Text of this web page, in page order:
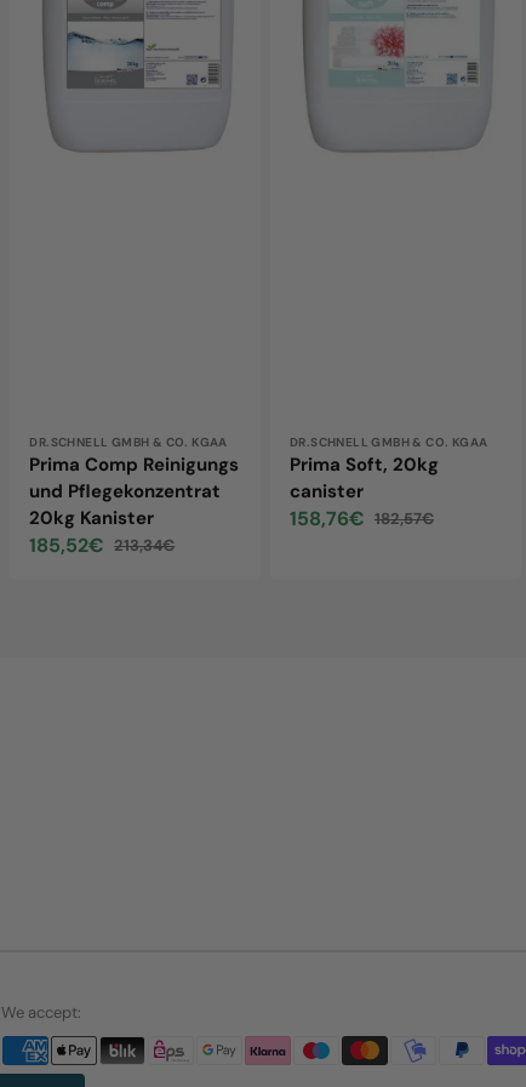
Pflegekonzentrat
20kg
Kanister
Vendor:
DR.SCHNELL GMBH & CO. KGAA
Prima Comp Reinigungs
und Pflegekonzentrat
20kg Kanister
Sale
185,52€
Regular
213,34€
canister
Vendor:
DR.SCHNELL GMBH & CO. KGAA
Prima Soft, 20kg
canister
Sale
158,76€
Regular
182,57€
We accept: